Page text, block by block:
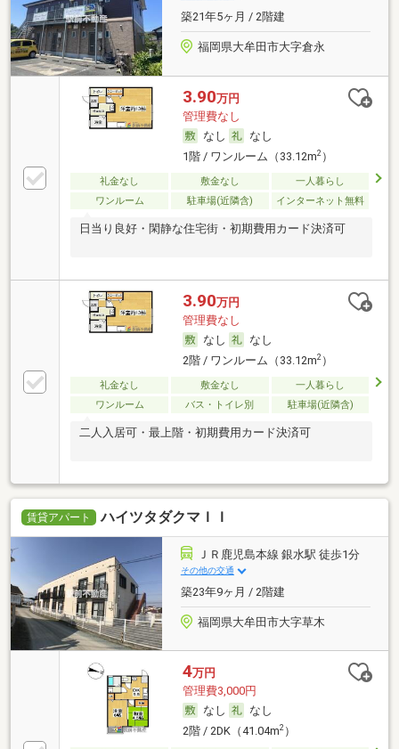
築21年5ヶ月 / 2階建
福岡県大牟田市大字倉永
3.90万円
管理費なし
なし
なし
1階 / ワンルーム（33.12m2）
礼金なし 敷金なし
一人暮らし
ワンルーム
駐車場(近隣含) インターネット無料
日当り良好・閑静な住宅街・初期費用カード決済可
3.90万円
管理費なし
なし
なし
2階 / ワンルーム（33.12m2）
礼金なし 敷金なし
一人暮らし
ワンルーム
バス・トイレ別 駐車場(近隣含)
二人入居可・最上階・初期費用カード決済可
賃貸アパート ハイツタダクマＩＩ
ＪＲ鹿児島本線 銀水駅 徒歩1分
その他の交通
築23年9ヶ月 / 2階建
福岡県大牟田市大字草木
4万円
管理費3,000円
なし
なし
2階 / 2DK（41.04m2）